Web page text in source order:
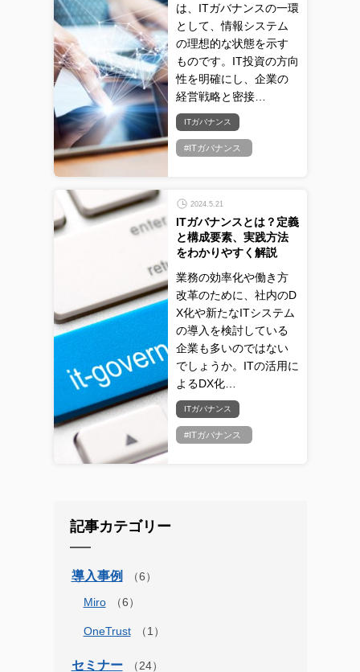
は、ITガバナンスの一環
として、情報システム
の理想的な状態を示す
ものです。IT投資の方向
性を明確にし、企業の
経営戦略と密接…
ITガバナンス
#ITガバナンス
2024.5.21
ITガバナンスとは？定義
と構成要素、実践方法
をわかりやすく解説
業務の効率化や働き方
改革のために、社内のD
X化や新たなITシステム
の導入を検討している
企業も多いのではない
でしょうか。ITの活用に
よるDX化…
ITガバナンス
#ITガバナンス
記事カテゴリー
導入事例
Miro
OneTrust
セミナー